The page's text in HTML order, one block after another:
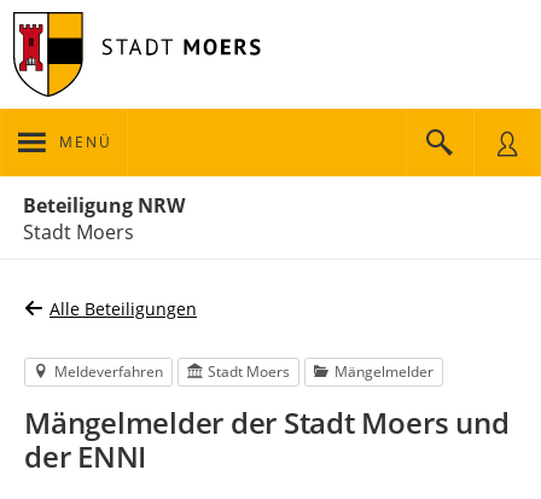
MENÜ
Beteiligung NRW
Stadt Moers
Alle Beteiligungen
Meldeverfahren Stadt Moers Mängelmelder
Mängelmelder der Stadt Moers und
der ENNI